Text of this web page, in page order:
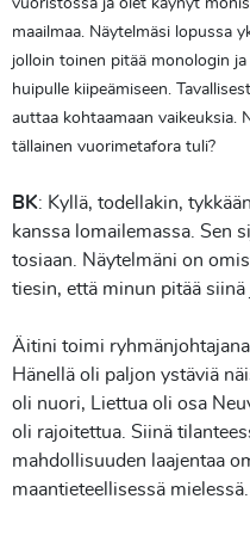
vuoristossa ja olet käynyt
maailmaa. Näytelmäsi lopussa
jolloin toinen pitää monologin
huipulle kiipeämiseen.
auttaa kohtaamaan vaikeuksia.
tällainen vuorimetafora tuli?
BK: Kyllä, todellakin,
kanssa lomailemassa. Sen
tosiaan. Näytelmäni on
tiesin, että minun pitää
Äitini toimi
Hänellä oli paljon ystäviä
oli nuori, Liettua oli osa
oli rajoitettua. Siinä
mahdollisuuden laajentaa
maantieteellisessä mielessä.